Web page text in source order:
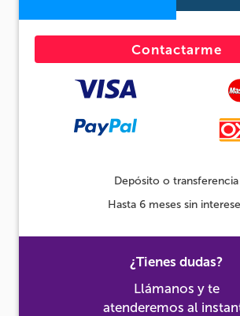
Contactarme
Depósito o transferencia
Hasta 6 meses sin
¿Tienes dudas?
Llámanos y te
atenderemos al